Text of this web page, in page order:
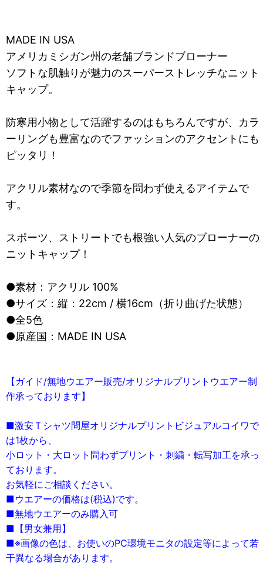
MADE IN USA
アメリカミシガン州の老舗ブランドブローナー
ソフトな肌触りが魅力のスーパーストレッチなニット
キャップ。
防寒用小物として活躍するのはもちろんですが、カラ
ーリングも豊富なのでファッションのアクセントにも
ピッタリ！
アクリル素材なので季節を問わず使えるアイテムで
す。
スポーツ、ストリートでも根強い人気のブローナーの
ニットキャップ！
●素材：アクリル 100%
●サイズ：縦：22cm / 横16cm（折り曲げた状態）
●全5色
●原産国：MADE IN USA
【ガイド/無地ウエアー販売/オリジナルプリントウエアー制
作承っております】
■激安Ｔシャツ問屋オリジナルプリントビジュアルコイワで
は1枚から、
小ロット・大ロット問わずプリント・刺繍・転写加工を承っ
ております。
お気軽にご相談ください。
■ウエアーの価格は(税込)です。
■無地ウエアーのみ購入可
■【男女兼用】
■※画像の色は、お使いのPC環境モニタの設定等によって若
干異なる場合があります。